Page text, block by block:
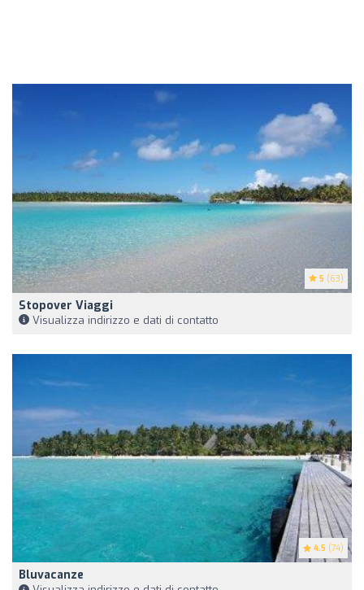
5 (63)
Stopover Viaggi
Visualizza indirizzo e dati di contatto
4.5 (74)
Bluvacanze